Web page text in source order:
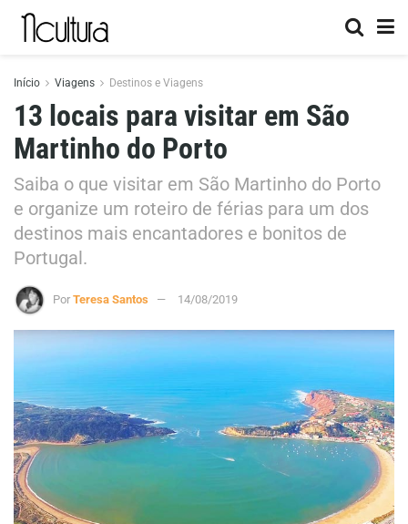
Início Viagens Destinos e Viagens
13 locais para visitar em São
Martinho do Porto
Saiba o que visitar em São Martinho do Porto
e organize um roteiro de férias para um dos
destinos mais encantadores e bonitos de
Portugal.
Por Teresa Santos 14/08/2019